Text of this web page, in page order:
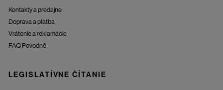
Kontakty a predajne
Doprava a platba
Vrátenie a reklamácie
FAQ Povodně
LEGISLATÍVNE ČÍTANIE